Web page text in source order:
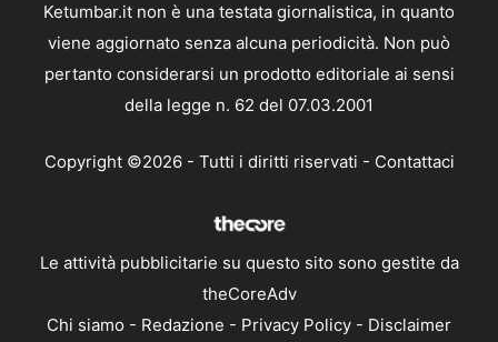
Ketumbar.it non è una testata giornalistica, in quanto
viene aggiornato senza alcuna periodicità. Non può
pertanto considerarsi un prodotto editoriale ai sensi
della legge n. 62 del 07.03.2001
Copyright ©2026 - Tutti i diritti riservati - Contattaci
Le attività pubblicitarie su questo sito sono gestite da
theCoreAdv
Chi siamo - Redazione - Privacy Policy - Disclaimer